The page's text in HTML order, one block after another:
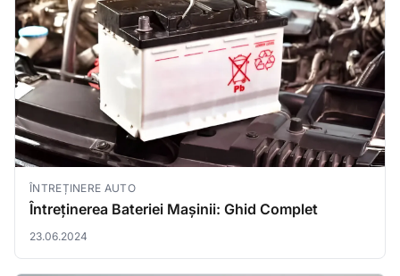
ÎNTREȚINERE AUTO
Întreținerea Bateriei Mașinii: Ghid Complet
23.06.2024